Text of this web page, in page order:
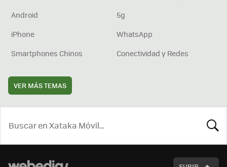
Android
5g
iPhone
WhatsApp
Smartphones Chinos
Conectividad y Redes
VER MÁS TEMAS